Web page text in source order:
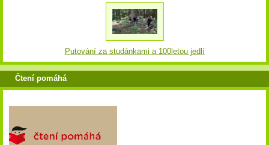
Putování za studánkami a 100letou jedlí
Čtení pomáhá